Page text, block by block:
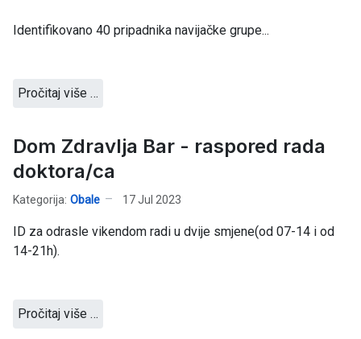
Identifikovano 40 pripadnika navijačke grupe...
Pročitaj više …
Dom Zdravlja Bar - raspored rada
doktora/ca
Kategorija: Obale 17 Jul 2023
ID za odrasle vikendom radi u dvije smjene(od 07-14 i od
14-21h).
Pročitaj više …